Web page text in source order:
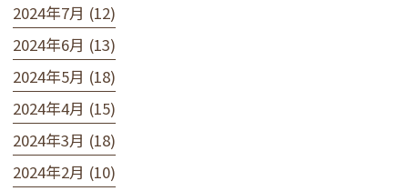
2024年7月 (12)
2024年6月 (13)
2024年5月 (18)
2024年4月 (15)
2024年3月 (18)
2024年2月 (10)